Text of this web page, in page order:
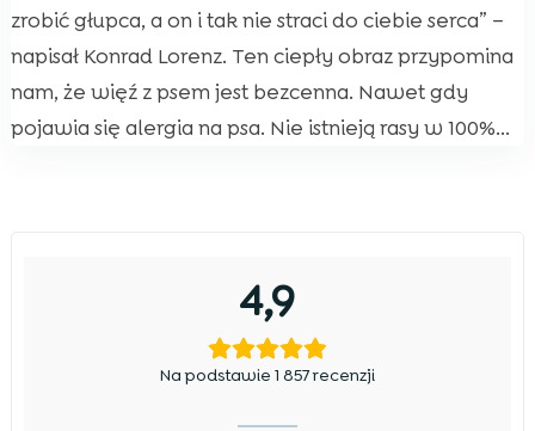
zrobić głupca, a on i tak nie straci do ciebie serca” –
napisał Konrad Lorenz. Ten ciepły obraz przypomina
nam, że więź z psem jest bezcenna. Nawet gdy
pojawia się alergia na psa. Nie istnieją rasy w 100%...
4,9
Na podstawie 1 857 recenzji